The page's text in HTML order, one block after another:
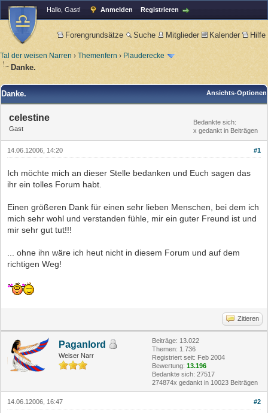
Hallo, Gast! Anmelden Registrieren
Forengrundsätze Suche Mitglieder Kalender Hilfe
Tal der weisen Narren › Themenfern › Plauderecke
Danke.
Ansichts-Optionen
Danke.
celestine
Gast
Bedankte sich:
x gedankt in Beiträgen
#1
14.06.12006, 14:20
Ich möchte mich an dieser Stelle bedanken und Euch sagen das
ihr ein tolles Forum habt.
Einen größeren Dank für einen sehr lieben Menschen, bei dem ich
mich sehr wohl und verstanden fühle, mir ein guter Freund ist und
mir sehr gut tut!!!
... ohne ihn wäre ich heut nicht in diesem Forum und auf dem
richtigen Weg!
Zitieren
Paganlord
Weiser Narr
Beiträge: 13.022
Themen: 1.736
Registriert seit: Feb 2004
Bewertung: 13.196
Bedankte sich: 27517
274874x gedankt in 10023 Beiträgen
#2
14.06.12006, 16:47